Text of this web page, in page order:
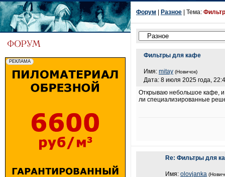
Форум Разное | Тема:
Фильтры для кафе
Имя: mitay (Новичок)
Дата: 8 июля 2025 года,
Открываю небольшое кафе, и
ли специализированные
Re: Фильтры для
Имя: olovjanka